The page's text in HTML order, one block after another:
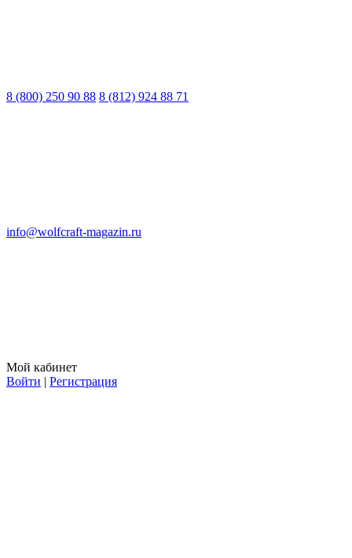
8 (800) 250 90 88 8 (812) 924 88 71
info@wolfcraft-magazin.ru
Мой кабинет
Войти | Регистрация